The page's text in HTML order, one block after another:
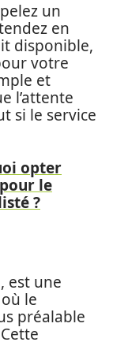
un
en
disponible,
votre
et
l’attente
si le service
opter
le
?
est une
le
préalable